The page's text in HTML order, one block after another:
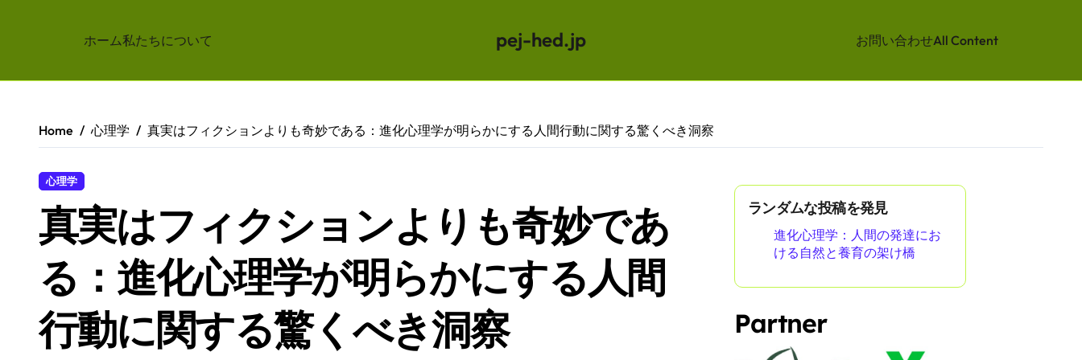
ホーム私たちについて pej-hed.jp お問い合わせAll Content
contentHome 心理学 真実はフィクションよりも奇妙である：進化心理学が明らかにする人間行動に関する驚くべき洞察
心理学
真実はフィクションよりも奇妙であ
る：進化心理学が明らかにする人間
行動に関する驚くべき洞察
ランダムな投稿を発見
進化心理学：人間の発達にお
ける自然と養育の架け橋
Partner